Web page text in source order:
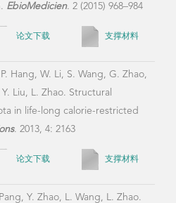
EbioMedicien. 2 (2015) 968–984
论文下载 支撑材料
Hang, W. Li, S. Wang, G. Zhao,
Liu, L. Zhao. Structural
in life-long calorie-restricted
. 2013, 4: 2163
论文下载 支撑材料
Y. Zhao, L. Wang, L. Zhao.